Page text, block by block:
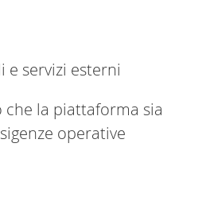
e servizi esterni
la piattaforma sia
operative